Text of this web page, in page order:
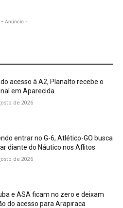
- Anúncio -
acesso à A2, Planalto recebe o
em Aparecida
de 2026
entrar no G-6, Atlético-GO busca
diante do Náutico nos Aflitos
de 2026
e ASA ficam no zero e deixam
do acesso para Arapiraca